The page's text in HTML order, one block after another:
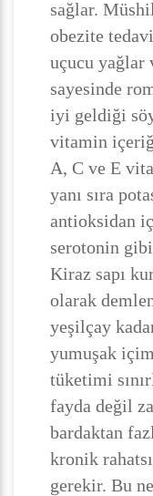
sağlar.
obezite
uçucu
sayesinde
iyi geldiği
vitamin
A, C ve E
yanı sıra
antioksidan
serotonin
Kiraz sapı
olarak
yeşilçay
yumuşak
tüketimi
fayda değil
bardaktan
kronik
gerekir. Bu